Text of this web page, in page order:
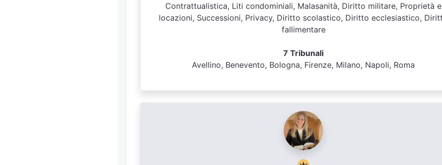
Contrattualistica, Liti condominiali, Malasanità, Diritto militare, Proprietà e
locazioni, Successioni, Privacy, Diritto scolastico, Diritto ecclesiastico,
fallimentare
7 Tribunali
Avellino, Benevento, Bologna, Firenze, Milano, Napoli, Roma